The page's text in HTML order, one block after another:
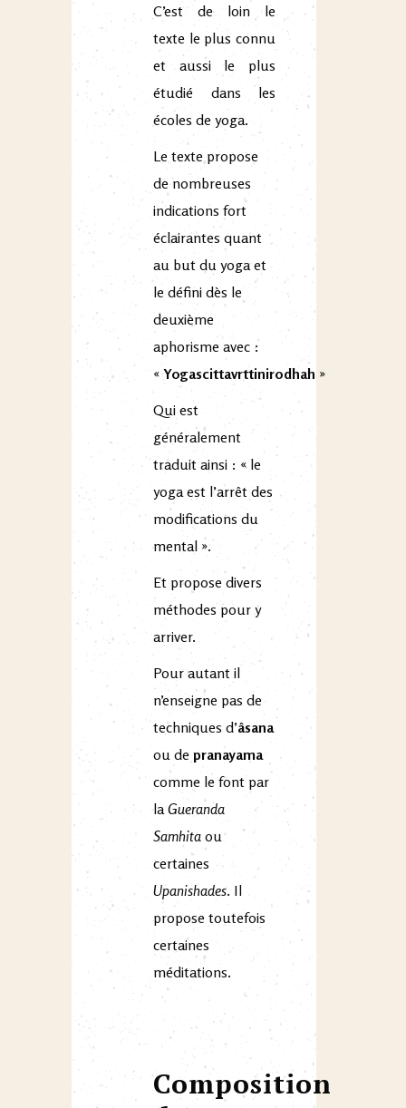
C’est de loin le
texte le plus connu
et aussi le plus
étudié dans les
écoles de yoga.
Le texte propose
de nombreuses
indications fort
éclairantes quant
au but du yoga et
le défini dès le
deuxième
aphorisme avec :
«Yogascittavrttinirodhah »
Qui est
généralement
traduit ainsi : « le
yoga est l’arrêt des
modifications du
mental ».
Et propose divers
méthodes pour y
arriver.
Pour autant il
n’enseigne pas de
techniques d’âsana
ou de pranayama
comme le font par
la Gueranda
Samhita ou
certaines
Upanishades. Il
propose toutefois
certaines
méditations.
Composition